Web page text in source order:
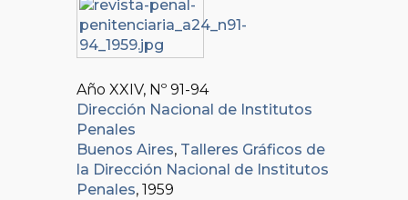
Año XXIV, Nº 91-94
Dirección Nacional de Institutos
Penales
Buenos Aires, Talleres Gráficos de
la Dirección Nacional de Institutos
Penales, 1959